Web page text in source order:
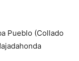
Pueblo (Collado